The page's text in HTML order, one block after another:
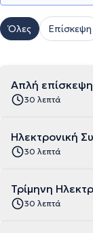
Όλες Επίσκεψη
Απλή επίσκεψη
30 λεπτά
Ηλεκτρονική
30 λεπτά
Τρίμηνη
30 λεπτά